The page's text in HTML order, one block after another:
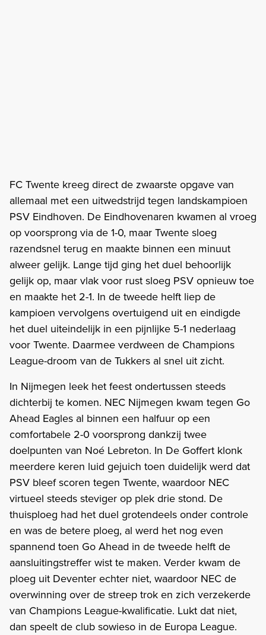
FC Twente kreeg direct de zwaarste opgave van
allemaal met een uitwedstrijd tegen landskampioen
PSV Eindhoven. De Eindhovenaren kwamen al vroeg
op voorsprong via de 1-0, maar Twente sloeg
razendsnel terug en maakte binnen een minuut
alweer gelijk. Lange tijd ging het duel behoorlijk
gelijk op, maar vlak voor rust sloeg PSV opnieuw toe
en maakte het 2-1. In de tweede helft liep de
kampioen vervolgens overtuigend uit en eindigde
het duel uiteindelijk in een pijnlijke 5-1 nederlaag
voor Twente. Daarmee verdween de Champions
League-droom van de Tukkers al snel uit zicht.
In Nijmegen leek het feest ondertussen steeds
dichterbij te komen. NEC Nijmegen kwam tegen Go
Ahead Eagles al binnen een halfuur op een
comfortabele 2-0 voorsprong dankzij twee
doelpunten van Noé Lebreton. In De Goffert klonk
meerdere keren luid gejuich toen duidelijk werd dat
PSV bleef scoren tegen Twente, waardoor NEC
virtueel steeds steviger op plek drie stond. De
thuisploeg had het duel grotendeels onder controle
en was de betere ploeg, al werd het nog even
spannend toen Go Ahead in de tweede helft de
aansluitingstreffer wist te maken. Verder kwam de
ploeg uit Deventer echter niet, waardoor NEC de
overwinning over de streep trok en zich verzekerde
van Champions League-kwalificatie. Lukt dat niet,
dan speelt de club sowieso in de Europa League.